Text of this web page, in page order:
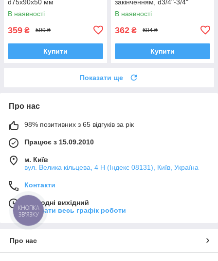
d75x90x50 мм
В наявності
359 ₴ 599 ₴
Купити
закінченням, d3/4"-3/4"
В наявності
362 ₴ 604 ₴
Купити
Показати ще
Про нас
98% позитивних з 65 відгуків за рік
Працює з 15.09.2010
м. Київ
вул. Велика кільцева, 4 Н (Індекс 08131), Київ, Україна
Контакти
Сьогодні вихідний
Показати весь графік роботи
Про нас
КНОПКА
ЗВ'ЯЗКУ